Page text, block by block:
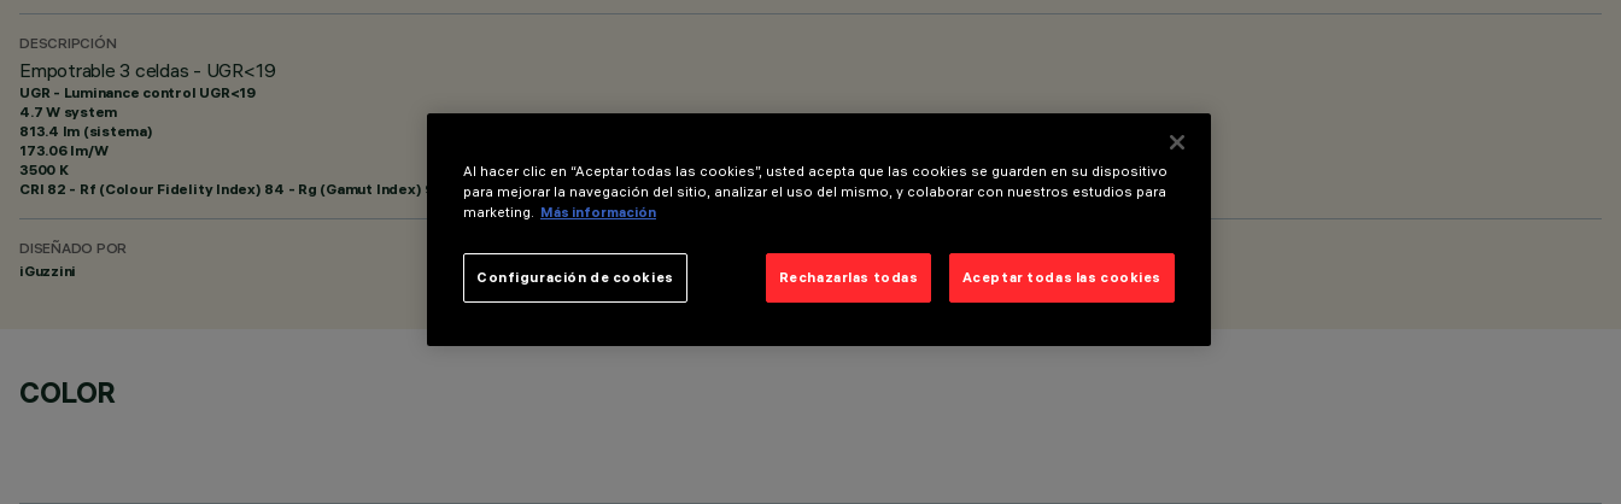
DESCRIPCIÓN
Empotrable 3 celdas - UGR<19
UGR - Luminance control UGR<19
4.7 W system
813.4 lm (sistema)
173.06 lm/W
3500 K
CRI 82 - Rf (Colour Fidelity Index) 84 - Rg (Gamut Index) 94
DISEÑADO POR
iGuzzini
COLOR
Al hacer clic en “Aceptar todas las cookies”, usted acepta que las cookies se guarden en su dispositivo
para mejorar la navegación del sitio, analizar el uso del mismo, y colaborar con nuestros estudios para
marketing. Más información
Rechazarlas todas Aceptar todas las cookies
Configuración de cookies